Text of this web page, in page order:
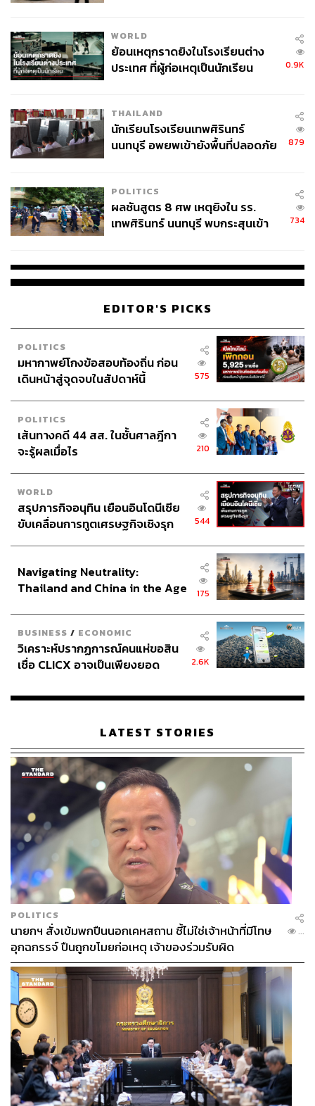
อ้างอิง:สำนักงานเศรษฐกิจและวัฒนธรรมไทเป ประจำ
ประเทศไทย
Thailand
ปัญญาประดิษฐ์ (Artificial intelligence - AI)
technology
การลงทุน Taiwan
162
วิโรจน์ เลิศจิตต์ธรรม
Senior Content Creator กองข่าวต่างประเทศ
THE STANDARD
WORLD
ย้อนเหตุกราดยิงในโรงเรียนต่าง
ประเทศ ที่ผู้ก่อเหตุเป็นนักเรียน
0.9K
THAILAND
นักเรียนโรงเรียนเทพศิรินทร์
นนทบุรี อพยพเข้ายังพื้นที่ปลอดภัย
879
POLITICS
ผลชันสูตร 8 ศพ เหตุยิงใน รร.
เทพศิรินทร์ นนทบุรี พบกระสุนเข้า
734
EDITOR'S PICKS
POLITICS
มหากาพย์โกงข้อสอบท้องถิ่น ก่อน
เดินหน้าสู่จุดจบในสัปดาห์นี้
575
POLITICS
เส้นทางคดี 44 สส. ในชั้นศาลฎีกา
จะรู้ผลเมื่อไร
210
WORLD
สรุปภารกิจอนุทิน เยือนอินโดนีเซีย
ขับเคลื่อนการทูตเศรษฐกิจเชิงรุก
544
Navigating Neutrality:
Thailand and China in the Age
175
BUSINESS / ECONOMIC
วิเคราะห์ปรากฏการณ์คนแห่ขอสิน
เชื่อ CLICX อาจเป็นเพียงยอด
เรือนไทยที่ถูกซุกไว้
2.6K
LATEST STORIES
POLITICS
นายกฯ สั่งเข้มพกปืนนอกเคหสถาน ชี้ไม่ใช่เจ้าหน้าที่มีโทษ
อุกฉกรรจ์ ปืนถูกขโมยก่อเหตุ เจ้าของร่วมรับผิด
...